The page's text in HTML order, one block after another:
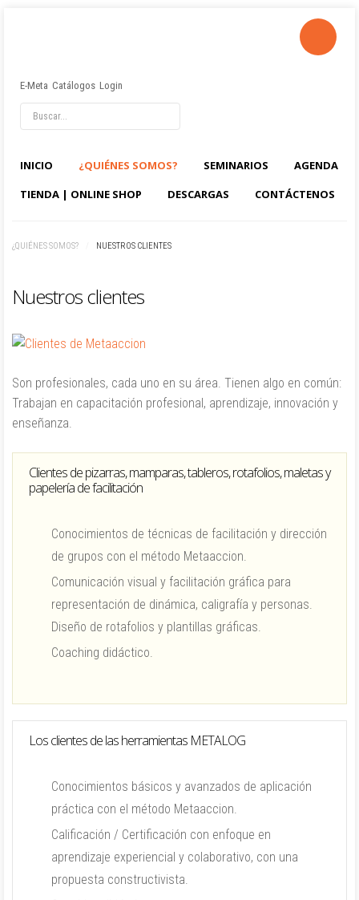
E-Meta Catálogos Login
INICIO ¿QUIÉNES SOMOS? SEMINARIOS
AGENDA
TIENDA | ONLINE SHOP
DESCARGAS CONTÁCTENOS
¿QUIÉNES SOMOS? NUESTROS CLIENTES
Nuestros clientes
Son profesionales, cada uno en su área. Tienen algo en común:
Trabajan en capacitación profesional, aprendizaje, innovación y
enseñanza.
Clientes de pizarras, mamparas, tableros, rotafolios, maletas y
papelería de facilitación
Conocimientos de técnicas de facilitación y dirección
de grupos con el método Metaaccion.
Comunicación visual y facilitación gráfica para
representación de dinámica, caligrafía y personas.
Diseño de rotafolios y plantillas gráficas.
Coaching didáctico.
Los clientes de las herramientas METALOG
Conocimientos básicos y avanzados de aplicación
práctica con el método Metaaccion.
Calificación / Certificación con enfoque en
aprendizaje experiencial y colaborativo, con una
propuesta constructivista.